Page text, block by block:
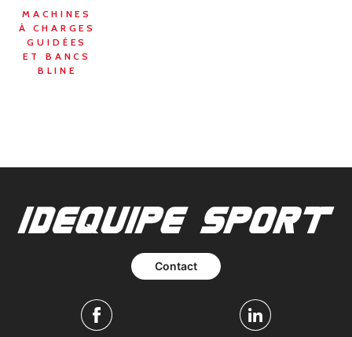
MACHINES
À CHARGES
GUIDÉES
ET BANCS
BLINE
Contact
Facebook Linkedin